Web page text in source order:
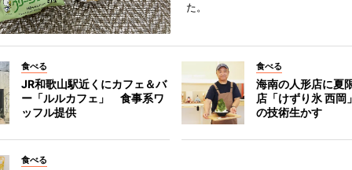
た。
食べる
JR和歌山駅近くにカフェ＆バ
ー「ルルカフェ」 食事系ワ
ッフル提供
食べる
海南の人形店に夏
店「けずり氷 西
の技術生かす
食べる